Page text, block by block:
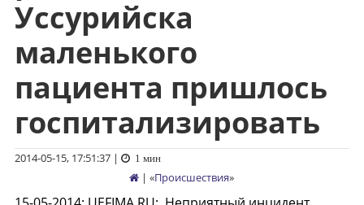
Уссурийска
маленького
пациента пришлось
госпитализировать
2014-05-15, 17:51:37| 1 мин
| «Происшествия»